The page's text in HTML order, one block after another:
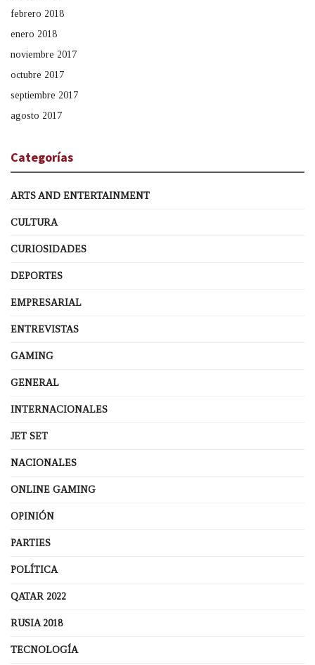
febrero 2018
enero 2018
noviembre 2017
octubre 2017
septiembre 2017
agosto 2017
Categorías
ARTS AND ENTERTAINMENT
CULTURA
CURIOSIDADES
DEPORTES
EMPRESARIAL
ENTREVISTAS
GAMING
GENERAL
INTERNACIONALES
JET SET
NACIONALES
ONLINE GAMING
OPINIÓN
PARTIES
POLÍTICA
QATAR 2022
RUSIA 2018
TECNOLOGÍA